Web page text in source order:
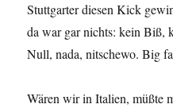
Stuttgarter diesen Kick
da war gar nichts: kein Biß,
Null, nada, nitschewo. Big
Wären wir in Italien, müßte